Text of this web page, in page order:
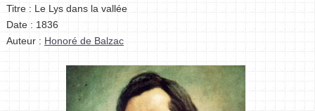
Titre : Le Lys dans la vallée
Date : 1836
Auteur : Honoré de Balzac